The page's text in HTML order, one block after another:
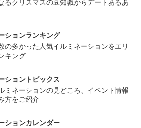
るクリスマスの豆知識からデートあるあ
ションランキング
の多かった人気イルミネーションをエリ
キング
ショントピックス
ミネーションの見どころ、イベント情報
方をご紹介
ションカレンダー